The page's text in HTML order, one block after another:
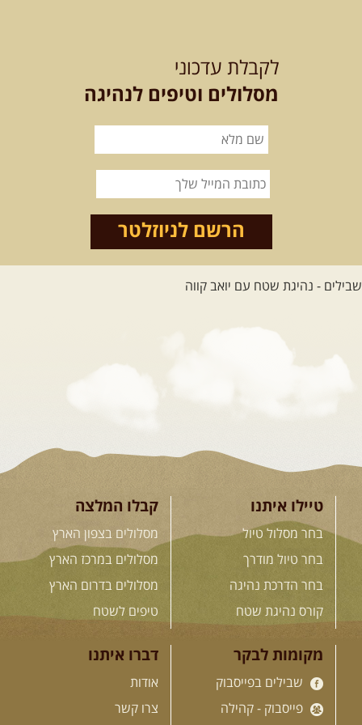
מסעות בעולם
קירגיסטאן – בעקבות הנוודים,
והמרגשות בעולם. קירגיסטאן היא לא ...
26.08-02.09.2026 - גאורגיה,
המגדלים של הקווקז
הקווקז הגבוה מחכה לכם: נתיבי שטח
מרהיבים, פסגות מושלגות, אירוח ...
[המשך]
בין רכס הקווקז הנמוך לגבוה, בין נהרות
שוצפים למעברי הרים ...
לכל המסעות בעולם
. הדרכות נהיגה .
21.08.2026 שישי- קורס נהיגת
שטח בקבוצה
נהיגת שטח יכולה להיות חוויה נהדרת
לקבלת עדכוני
מסלולים וטיפים לנהיגה
הרשם לניוזלטר
טיילו איתנו
בחר מסלול טיול
בחר טיול מודרך
בחר הדרכת נהיגה
קורס נהיגת שטח
קבלו המלצה
מסלולים בצפון הארץ
מסלולים במרכז הארץ
מסלולים בדרום הארץ
טיפים לשטח
מקומות לבקר
שבילים בפייסבוק
פייסבוק - קהילה
דברו איתנו
אודות
צרו קשר